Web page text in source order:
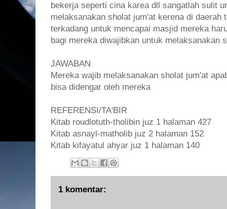
bekerja seperti cina karea dll sangatlah sulit
melaksanakan sholat jum'at kerena di
terkadang untuk mencapai masjid mereka
bagi mereka diwajibkan untuk melaksanakan
JAWABAN
Mereka wajib melaksanakan sholat jum'at
bisa didengar oleh mereka
REFERENSI/TA'BIR
Kitab roudlotuth-tholibin juz 1 halaman 427
Kitab asnayl-matholib juz 2 halaman 152
Kitab kifayatul ahyar juz 1 halaman 140
1 komentar: